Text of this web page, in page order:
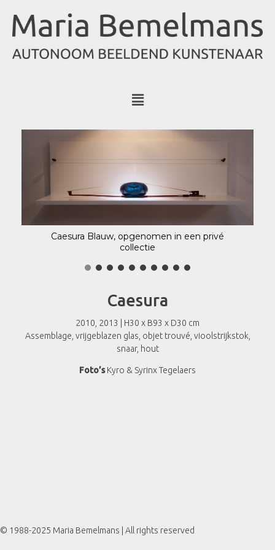
Caesura Blauw, opgenomen in een privé
collectie
Caesura
2010, 2013 | H30 x B93 x D30 cm
Assemblage, vrijgeblazen glas, objet trouvé, vioolstrijkstok,
snaar, hout
Foto’sKyro & Syrinx Tegelaers
© 1988-2025 Maria Bemelmans | All rights reserved